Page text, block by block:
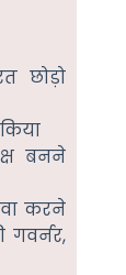
छोड़ो
बनने
करने
गवर्नर,